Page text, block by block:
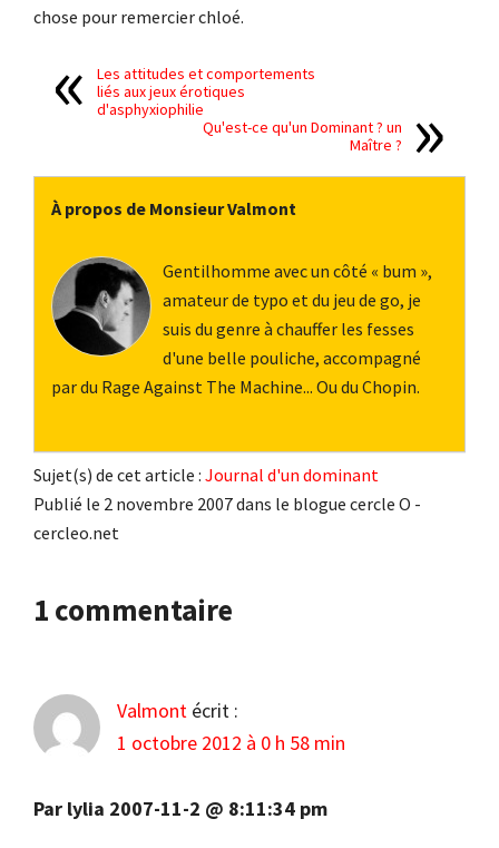
chose pour remercier chloé.
Les attitudes et comportements
liés aux jeux érotiques
d'asphyxiophilie
Qu'est-ce qu'un Dominant ? un
Maître ?
À propos de Monsieur Valmont
Gentilhomme avec un côté « bum »,
amateur de typo et du jeu de go, je
suis du genre à chauffer les fesses
d'une belle pouliche, accompagné
par du Rage Against The Machine... Ou du Chopin.
Sujet(s) de cet article : Journal d'un dominant
Publié le 2 novembre 2007 dans le blogue cercle O -
cercleo.net
Interactions
du
1 commentaire
Valmont écrit :
1 octobre 2012 à 0 h 58 min
Par lylia 2007-11-2 @ 8:11:34 pm